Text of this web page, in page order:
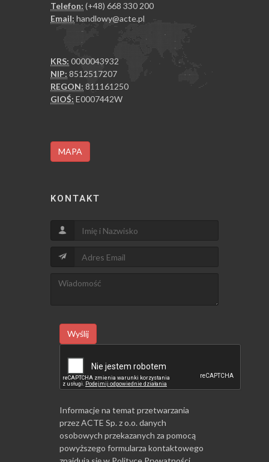
Telefon: (+48) 668 330 200
Email: handlowy@acte.pl
KRS: 0000043932
NIP: 8512517207
REGON: 811161250
GIOŚ: E0007442W
MAPA
KONTAKT
Wyślij
Informacje na temat przetwarzania
przez ACTE Sp. z o.o. danych
osobowych przekazanych za pomocą
powyższego formularza kontaktowego